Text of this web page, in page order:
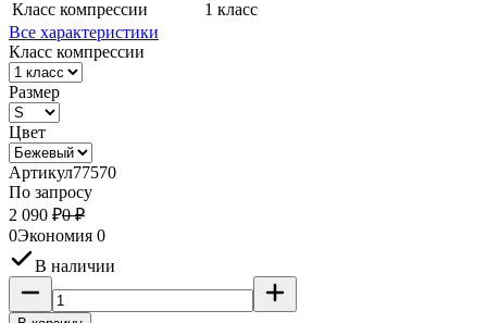
Класс компрессии
1 класс
Все характеристики
Класс компрессии
Размер
Цвет
Артикул77570
По запросу
2 090 ₽0 ₽
0Экономия 0
В наличии